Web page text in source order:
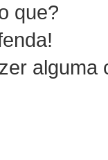
que?
alguma